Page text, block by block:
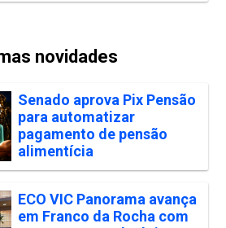
novidades
Senado aprova Pix Pensão
para automatizar
pagamento de pensão
alimentícia
ECO VIC Panorama avança
em Franco da Rocha com